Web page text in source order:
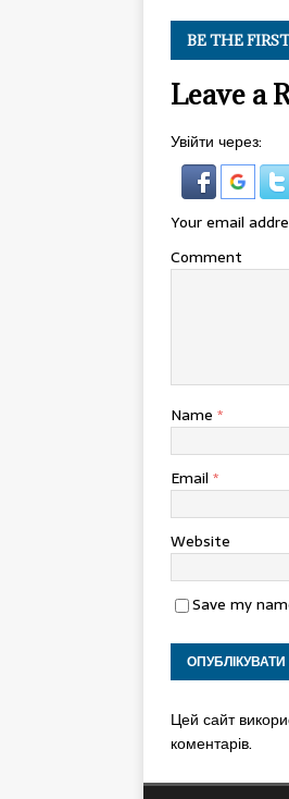
BE THE
Leave a
Увійти через:
Your email
Comment
Name *
Email *
Website
Save my
Цей сайт
коментарів.